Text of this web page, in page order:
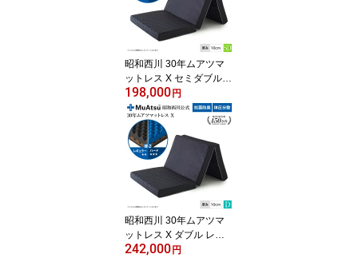
昭和西川 30年ムアツマ
ットレス X セミダブル
レギュラー・ハード 三つ
折り 敷布団 ウレタン 凹
凸構造 3層構造 体圧分散
厚さ10cm 抗菌 防臭 通気
性 側地洗濯可 グレー
198,000 円
昭和西川 30年ムアツマ
ットレス X ダブル レギ
ュラー・ハード 三つ折り
242,000 円